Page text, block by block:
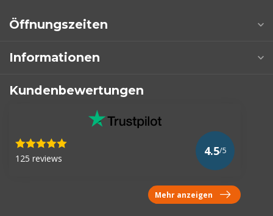
Öffnungszeiten
Informationen
Kundenbewertungen
125 reviews
4.5/5
Mehr anzeigen